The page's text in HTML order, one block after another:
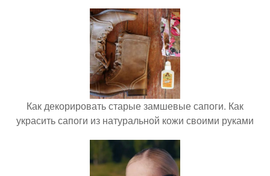
Как декорировать старые замшевые сапоги. Как
украсить сапоги из натуральной кожи своими руками